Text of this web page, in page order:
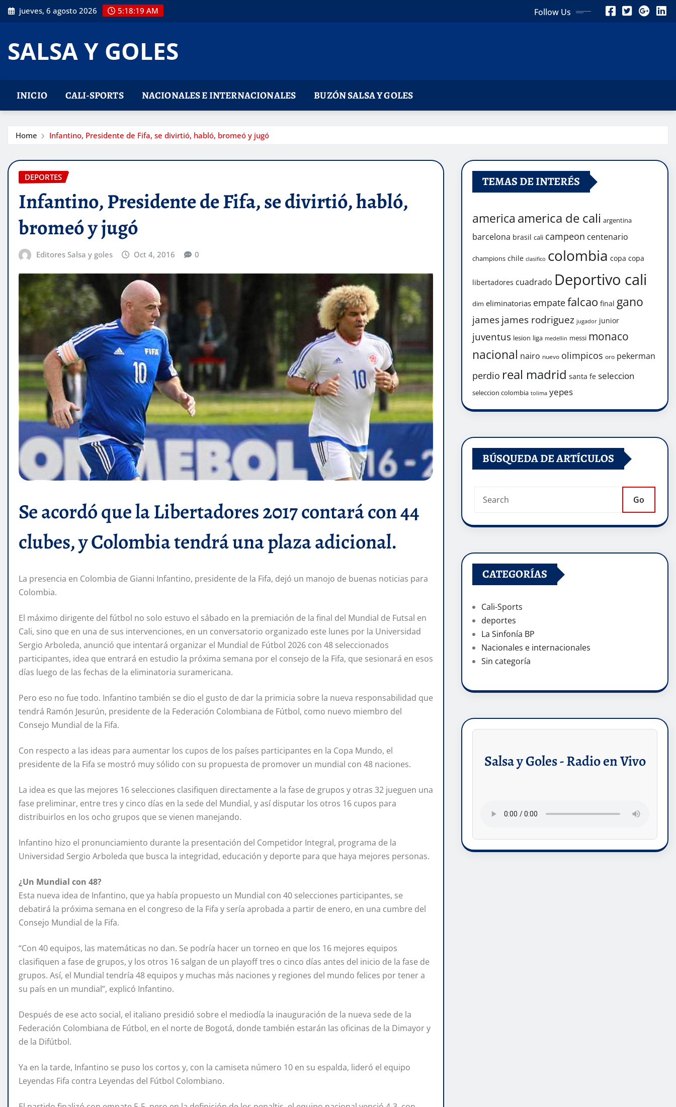
Skip
to
jueves, 6 agosto 2026 5:18:20 AM Follow Us
SALSA Y GOLES
INICIO CALI-SPORTS NACIONALES E INTERNACIONALES BUZÓN SALSA Y GOLES
Home Infantino, Presidente de Fifa, se divirtió, habló, bromeó y jugó
DEPORTES
Infantino, Presidente de Fifa, se divirtió, habló,
bromeó y jugó
Editores Salsa y goles Oct 4, 2016 0
Se acordó que la Libertadores 2017 contará con 44
clubes, y Colombia tendrá una plaza adicional.
La presencia en Colombia de Gianni Infantino, presidente de la Fifa, dejó un manojo de buenas noticias para
Colombia.
El máximo dirigente del fútbol no solo estuvo el sábado en la premiación de la final del Mundial de Futsal en
Cali, sino que en una de sus intervenciones, en un conversatorio organizado este lunes por la Universidad
Sergio Arboleda, anunció que intentará organizar el Mundial de Fútbol 2026 con 48 seleccionados
participantes, idea que entrará en estudio la próxima semana por el consejo de la Fifa, que sesionará en esos
días luego de las fechas de la eliminatoria suramericana.
Pero eso no fue todo. Infantino también se dio el gusto de dar la primicia sobre la nueva responsabilidad que
tendrá Ramón Jesurún, presidente de la Federación Colombiana de Fútbol, como nuevo miembro del
Consejo Mundial de la Fifa.
Con respecto a las ideas para aumentar los cupos de los países participantes en la Copa Mundo, el
presidente de la Fifa se mostró muy sólido con su propuesta de promover un mundial con 48 naciones.
La idea es que las mejores 16 selecciones clasifiquen directamente a la fase de grupos y otras 32 jueguen una
fase preliminar, entre tres y cinco días en la sede del Mundial, y así disputar los otros 16 cupos para
distribuirlos en los ocho grupos que se vienen manejando.
Infantino hizo el pronunciamiento durante la presentación del Competidor Integral, programa de la
Universidad Sergio Arboleda que busca la integridad, educación y deporte para que haya mejores personas.
¿Un Mundial con 48?
Esta nueva idea de Infantino, que ya había propuesto un Mundial con 40 selecciones participantes, se
debatirá la próxima semana en el congreso de la Fifa y sería aprobada a partir de enero, en una cumbre del
Consejo Mundial de la Fifa.
“Con 40 equipos, las matemáticas no dan. Se podría hacer un torneo en que los 16 mejores equipos
clasifiquen a fase de grupos, y los otros 16 salgan de un playoff tres o cinco días antes del inicio de la fase de
grupos. Así, el Mundial tendría 48 equipos y muchas más naciones y regiones del mundo felices por tener a
su país en un mundial”, explicó Infantino.
Después de ese acto social, el italiano presidió sobre el mediodía la inauguración de la nueva sede de la
Federación Colombiana de Fútbol, en el norte de Bogotá, donde también estarán las oficinas de la Dimayor y
de la Difútbol.
Ya en la tarde, Infantino se puso los cortos y, con la camiseta número 10 en su espalda, lideró el equipo
Leyendas Fifa contra Leyendas del Fútbol Colombiano.
TEMAS DE INTERÉS
america america de cali argentina
barcelona brasil cali campeon centenario
champions chile clasifico colombia copa copa
libertadores cuadrado Deportivo cali
dim eliminatorias empatefalcao final gano
james james rodriguez jugador junior
juventus lesion liga medellin messi monaco
nacional nairo nuevo olimpicos oro pekerman
perdio real madrid santa fe seleccion
seleccion colombia tolima yepes
BÚSQUEDA DE ARTÍCULOS
Go
CATEGORÍAS
Cali-Sports
deportes
La Sinfonía BP
Nacionales e internacionales
Sin categoría
Salsa y Goles - Radio en Vivo